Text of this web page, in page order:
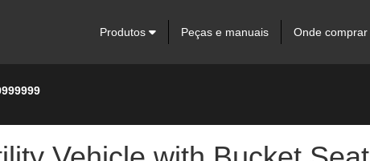
Produtos Peças e manuais Onde comprar